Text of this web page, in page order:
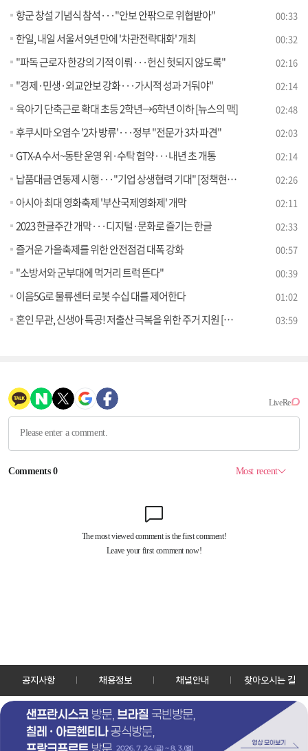
향군 창설 기념식 참석···"안보 안팎으로 위협받아" 00:33
한일, 내일 서울서 9년 만에 '차관전략대화' 개최 00:32
"파독 근로자 한강의 기적 이뤄···헌신 헛되지 않도록" 02:16
"경제·민생·외교안보 강화···가시적 성과 거둬야" 02:14
육아기 단축근로 확대 초등 2학년→6학년 이하 [뉴스의 맥] 02:48
후쿠시마 오염수 '2차 방류'···정부 "전문가 3차 파견" 02:03
GTX-A 수서~동탄 운영 위·수탁 협약···내년 초 개통 02:14
납품대금 연동제 시행···"기업 상생협력 기대" [정책현장+] 02:26
아시아 최대 영화축제 '부산국제영화제' 개막 02:11
2023 한글주간 개막···디지털·문화로 즐기는 한글 02:33
즐거운 가을축제를 위한 안전점검 대폭 강화 00:57
"소방서와 군부대에 먹거리 트럭 뜬다" 00:39
이음5G로 물류센터 로봇 수십 대를 제어한다 01:02
혼인 무관, 신생아 특공! 저출산 극복을 위한 주거 지원 [클릭K+] 03:59
공지사항 채용정보 채널안내 찾아오시는 길
30128 세종특별자치시 정부2청사로 13 한국정책방송원 KTV
TEL: 044-204-8000
Copyrightⓒ KTV 국민방송 All Rights Reserved.